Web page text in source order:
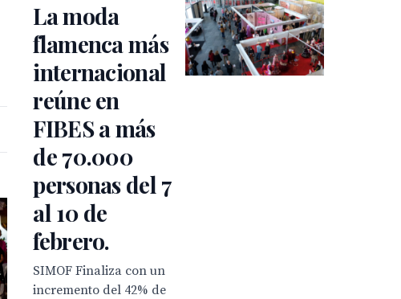
La moda
flamenca más
internacional
reúne en
FIBES a más
de 70.000
personas del 7
al 10 de
febrero.
SIMOF Finaliza con un
incremento del 42% de